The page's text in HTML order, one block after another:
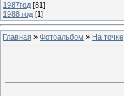
1987год [81]
1988 год [1]
Главная » Фотоальбом » На точке